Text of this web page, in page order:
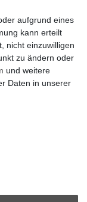
aufgrund eines
kann erteilt
nicht einzuwilligen
zu ändern oder
und weitere
Daten in unserer